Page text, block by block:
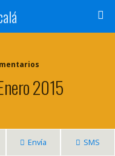
2015
Envía SMS